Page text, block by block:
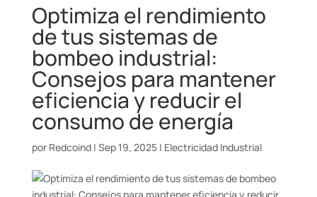
Optimiza el rendimiento
de tus sistemas de
bombeo industrial:
Consejos para mantener
eficiencia y reducir el
consumo de energía
por Redcoind| Sep 19, 2025| Electricidad Industrial